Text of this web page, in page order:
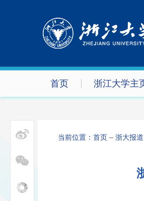
首页 浙江大学主
当前位置： 首页 浙大报道